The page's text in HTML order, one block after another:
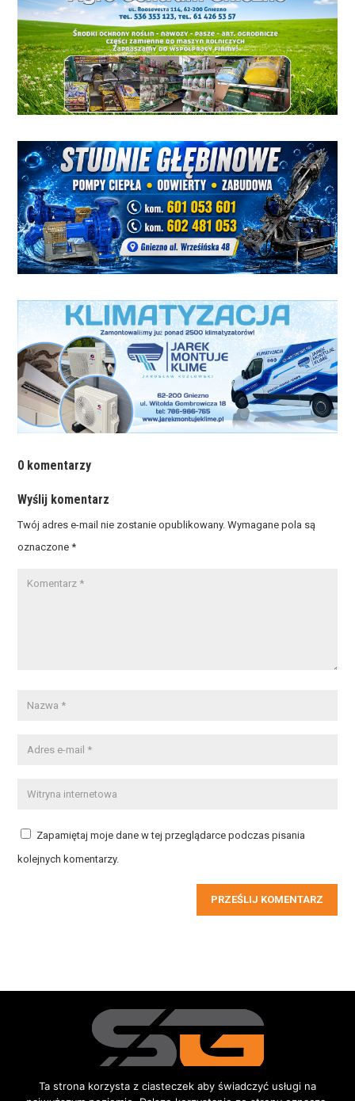
0 komentarzy
Wyślij komentarz
Twój adres e-mail nie zostanie opublikowany. Wymagane pola są
oznaczone*
Zapamiętaj moje dane w tej przeglądarce podczas pisania
kolejnych komentarzy.
PRZEŚLIJ KOMENTARZ
Ta strona korzysta z ciasteczek aby świadczyć usługi na